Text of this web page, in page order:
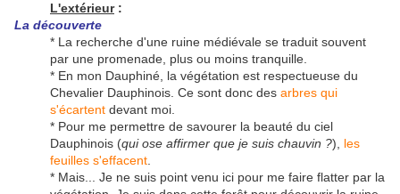
L'extérieur:
La découverte
* La recherche d'une ruine médiévale se traduit souvent
par une promenade, plus ou moins tranquille.
* En mon Dauphiné, la végétation est respectueuse du
Chevalier Dauphinois. Ce sont donc des arbres qui
s'écartent devant moi.
* Pour me permettre de savourer la beauté du ciel
Dauphinois (qui ose affirmer que je suis chauvin ?), les
feuilles s'effacent
* Mais... Je ne suis point venu ici pour me faire flatter par la